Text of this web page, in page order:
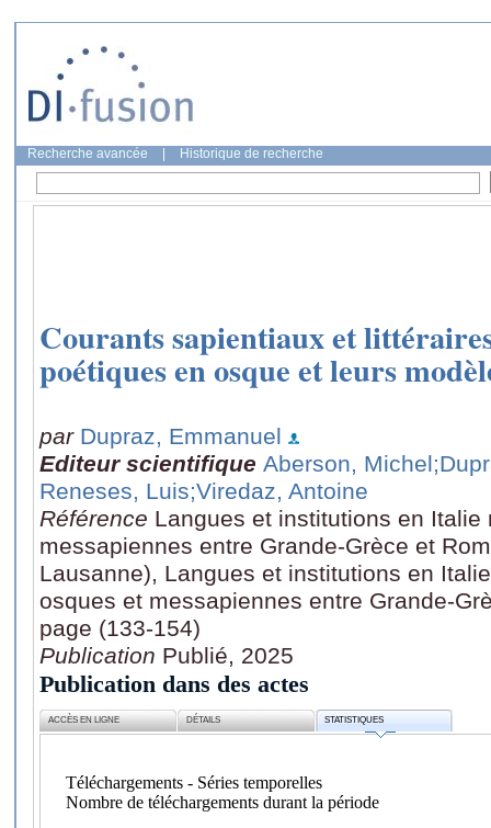
Recherche avancée Historique de recherche
Courants sapientiaux et
poétiques en osque et leurs
par Dupraz, Emmanuel
Editeur scientifique Aberson, Michel
Reneses, Luis;Viredaz, Antoine
Référence Langues et institutions en
messapiennes entre Grande-Grèce et
Lausanne), Langues et institutions en
osques et messapiennes entre Grande-
page (133-154)
Publication Publié, 2025
Publication dans des actes
ACCÈS EN LIGNE DÉTAILS STATISTIQUES